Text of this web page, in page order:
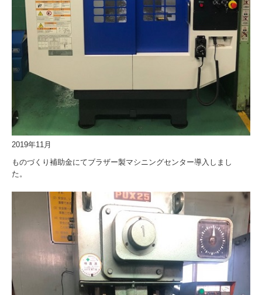
2019年11月
ものづくり補助金にてブラザー製マシニングセンター導入しまし
た。